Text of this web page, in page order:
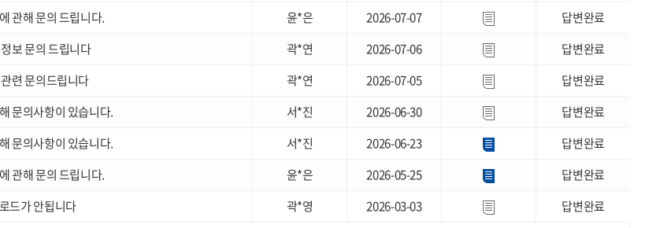
관해 문의 드립니다. 윤*은 2026-07-07
답변완료
보 문의 드립니다 곽*연 2026-07-06
답변완료
련 문의드립니다 곽*연 2026-07-05
답변완료
문의사항이 있습니다. 서*진 2026-06-30
답변완료
문의사항이 있습니다. 서*진 2026-06-23
답변완료
관해 문의 드립니다. 윤*은 2026-05-25
답변완료
드가 안됩니다 곽*영 2026-03-03 답변완료